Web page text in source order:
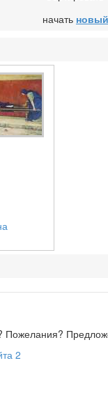
начать
Пожелания?
2